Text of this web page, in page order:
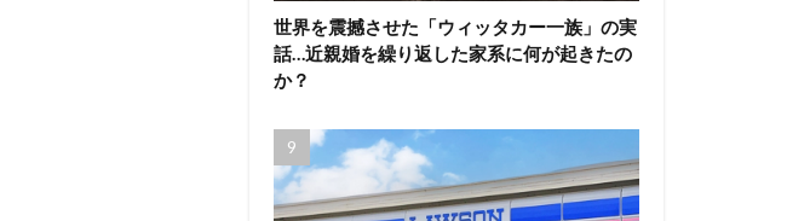
世界を震撼させた「ウィッタカー一族」の実
話…近親婚を繰り返した家系に何が起きたの
か？